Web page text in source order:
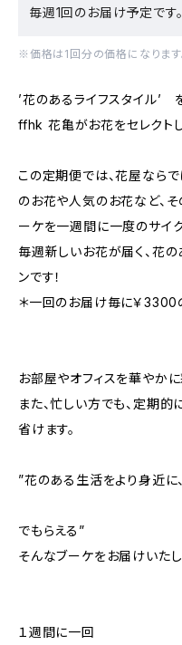
毎週1回のお届け予定です。
※価格は1回分の価格になります
’花のあるライフスタイル’
ffhk 花亀がお花をセレクト
この定期便では、花屋なら
のお花や人気のお花など、
ーケを一週間に一度のサイ
毎週新しいお花が届く、花
ンです！
＊一回のお届け毎に￥3300
お部屋やオフィスを華やかに
また、忙しい方でも、定期
省けます。
”花のある生活をより身近に
お花をもっ
でもらえる”
そんなブーケをお届けいたし
１週間に一回